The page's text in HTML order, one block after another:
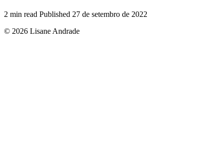
2 min read Published 27 de setembro de 2022
© 2026 Lisane Andrade